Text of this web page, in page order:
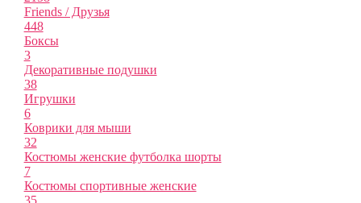
Friends / Друзья
448
Боксы
3
Декоративные подушки
38
Игрушки
6
Коврики для мыши
32
Костюмы женские футболка шорты
7
Костюмы спортивные женские